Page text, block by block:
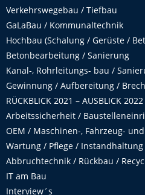
Verkehrswegebau / Tiefbau
GaLaBau / Kommunaltechnik
Hochbau (Schalung / Gerüste /
Betonbearbeitung / Sanierung
Kanal-, Rohrleitungs- bau /
Gewinnung / Aufbereitung /
RÜCKBLICK 2021 – AUSBLICK 2022
Arbeitssicherheit /
OEM / Maschinen-, Fahrzeug-
Wartung / Pflege / Instandhaltung
Abbruchtechnik / Rückbau /
IT am Bau
Interview´s